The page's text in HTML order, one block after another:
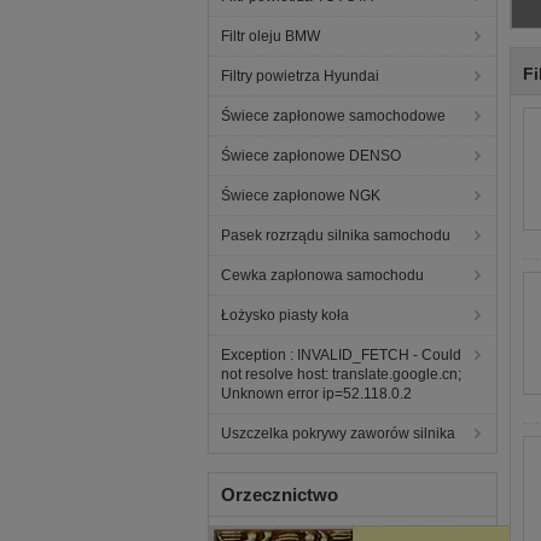
Filtr oleju BMW
Filtry powietrza Hyundai
Świece zapłonowe samochodowe
Świece zapłonowe DENSO
Świece zapłonowe NGK
Pasek rozrządu silnika samochodu
Cewka zapłonowa samochodu
Łożysko piasty koła
Exception : INVALID_FETCH - Could
not resolve host: translate.google.cn;
Unknown error ip=52.118.0.2
Uszczelka pokrywy zaworów silnika
Orzecznictwo